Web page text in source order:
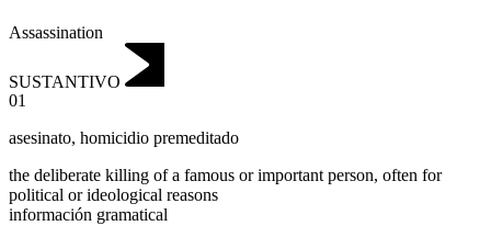
Assassination
SUSTANTIVO
01
asesinato, homicidio premeditado
the deliberate killing of a famous or important person, often for
political or ideological reasons
información gramatical